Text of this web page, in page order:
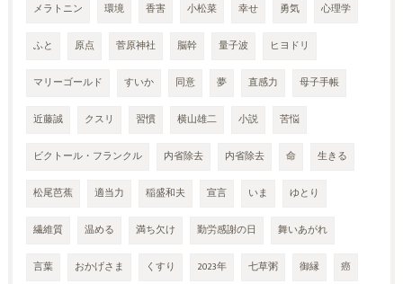
メラトニン 環境 香害 小松菜 幸せ 勇気 心理学
ふと 原点 菅原神社 脳幹 量子波 ヒヨドリ
マリーゴールド すいか 同意 夢 直感力 母子手帳
近藤誠 クスリ 習慣 横山雄二 小説 苦悩
ビクトール・フランクル 内省除去 内省除去 命 生きる
松尾芭蕉 適当力 稲盛和夫 宣言 いま ゆとり
繊維質 温める 満ち欠け 勤労感謝の日 舞いあがれ
言葉 おかげさま くすり 2023年 七草粥 御縁 癌